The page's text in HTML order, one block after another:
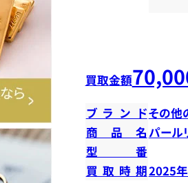
買取金額
ブランドその他
商品名 パール
型番
買取時期2025